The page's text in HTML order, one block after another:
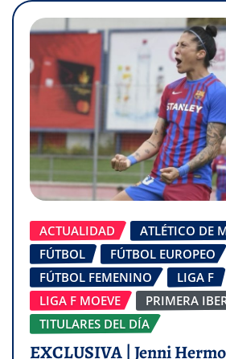
ACTUALIDAD
ATLÉTICO DE
FÚTBOL
FÚTBOL EUROPEO
FÚTBOL FEMENINO
LIGA F
LIGA F MOEVE
PRIMERA
TITULARES DEL DÍA
EXCLUSIVA | Jenni